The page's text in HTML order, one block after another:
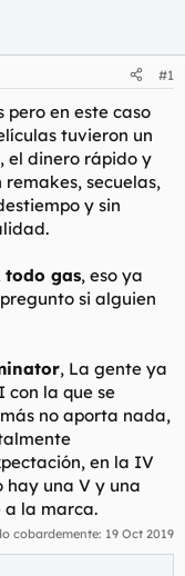
#1
pero en este caso
tuvieron un
el dinero rápido y
secuelas,
y sin
todo gas, eso ya
si alguien
, La gente ya
la que se
no aporta nada,
en la IV
hay una V y una
a la marca.
cobardemente: 19 Oct 2019